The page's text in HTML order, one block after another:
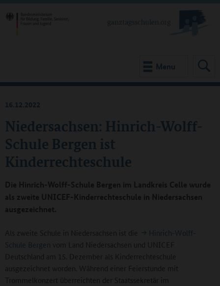
Menu
Niedersachsen: Hinrich-Wolff-
Schule Bergen ist
Kinderrechteschule
16.12.2022
Die Hinrich-Wolff-Schule Bergen im Landkreis Celle wurde
als zweite UNICEF-Kinderrechteschule in Niedersachsen
ausgezeichnet.
Als zweite Schule in Niedersachsen ist die
Hinrich-Wolff-
Schule Bergen vom Land Niedersachsen und UNICEF
Deutschland am 15. Dezember als Kinderrechteschule
ausgezeichnet worden. Während einer Feierstunde mit
Trommelkonzert überreichten der Staatssekretär im